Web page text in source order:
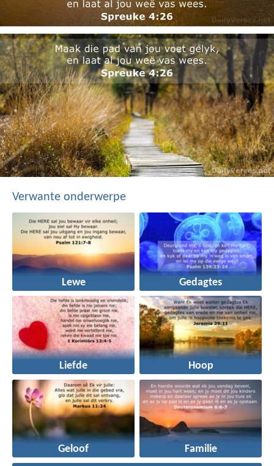
Verwante onderwerpe
Lewe Gedagtes
Liefde Hoop
Geloof Familie